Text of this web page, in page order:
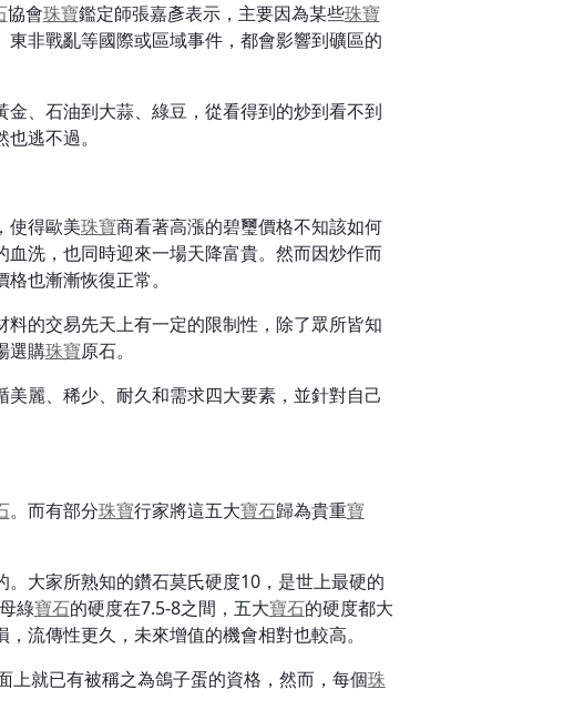
協會珠寶鑑定師張嘉彥表示，主要因為某些珠寶
非戰亂等國際或區域事件，都會影響到礦區的
、石油到大蒜、綠豆，從看得到的炒到看不到
逃不過。
使得歐美珠寶商看著高漲的碧璽價格不知該如何
洗，也同時迎來一場天降富貴。然而因炒作而
也漸漸恢復正常。
料的交易先天上有一定的限制性，除了眾所皆知
選購珠寶原石。
美麗、稀少、耐久和需求四大要素，並針對自己
。而有部分珠寶行家將這五大寶石歸為貴重寶
大家所熟知的鑽石莫氏硬度10，是世上最硬的
綠寶石的硬度在7.5-8之間，五大寶石的硬度都大
流傳性更久，未來增值的機會相對也較高。
上就已有被稱之為鴿子蛋的資格，然而，每個珠